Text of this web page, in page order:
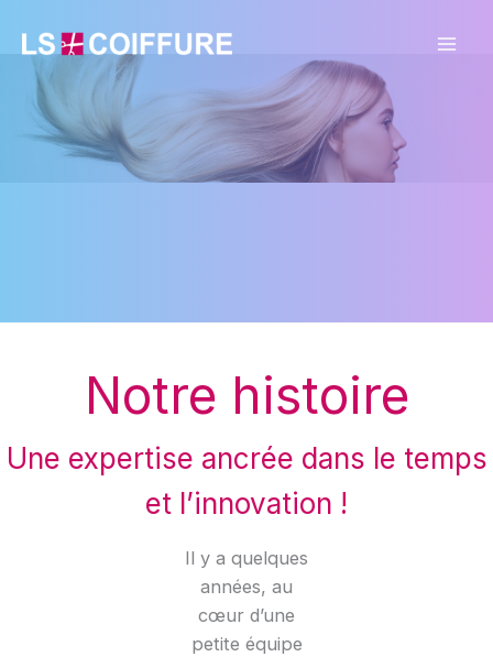
contenu
Notre histoire
Une expertise ancrée dans le temps
et l’innovation !
Il y a quelques
années, au
cœur d’une
petite équipe